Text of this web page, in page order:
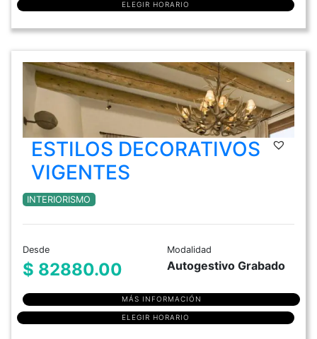
ELEGIR HORARIO
ESTILOS DECORATIVOS
VIGENTES
INTERIORISMO
Desde
$ 82880.00
Modalidad
Autogestivo Grabado
MÁS INFORMACIÓN
ELEGIR HORARIO